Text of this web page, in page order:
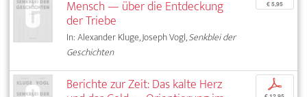
Mensch — über die Entdeckung
der Triebe
In: Alexander Kluge, Joseph Vogl,Senkblei der
Geschichten
€ 5,95
Berichte zur Zeit: Das kalte Herz p